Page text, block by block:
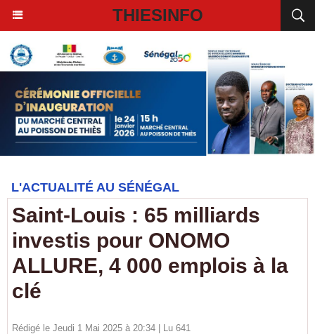
THIESINFO
L'ACTUALITÉ AU SÉNÉGAL
Saint-Louis : 65 milliards
investis pour ONOMO
ALLURE, 4 000 emplois à la
clé
Rédigé le Jeudi 1 Mai 2025 à 20:34 | Lu 641